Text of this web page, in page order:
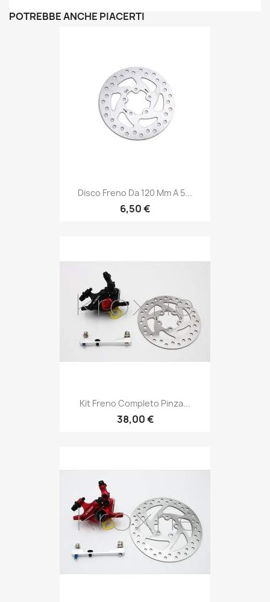
POTREBBE ANCHE PIACERTI
Disco Freno Da 120 Mm A 5...
6,50 €
Kit Freno Completo Pinza...
38,00 €